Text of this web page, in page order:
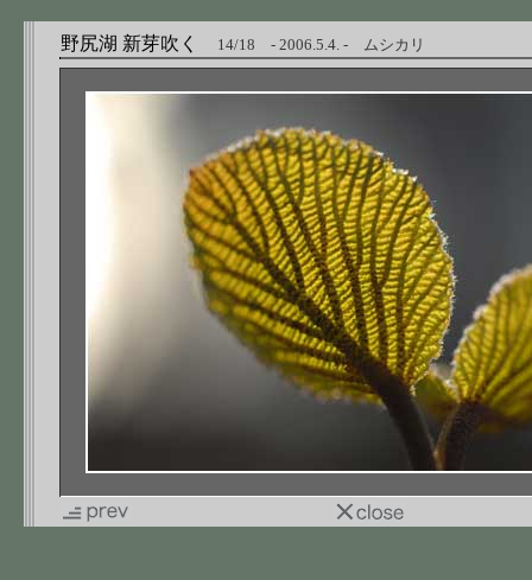
野尻湖 新芽吹く 14/18 - 2006.5.4. - ムシカリ